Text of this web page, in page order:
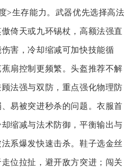
>生存能力。武器优先选择高法
倚天或九环锡杖，高额法强直
害，冷却缩减可加快技能循
扇控制更频繁。头盔推荐不解
法强与双防，重点强化物理防
易被突进秒杀的问题。衣服首
缩减与法术防御，平衡输出与
系爆发快速击杀。鞋子选金丝
位拉扯，避开敌方突进；闯关